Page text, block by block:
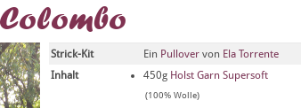
Colombo
Strick-Kit Ein Pullover von Ela Torrente
Inhalt
450g Holst Garn Supersoft
(100% Wolle)